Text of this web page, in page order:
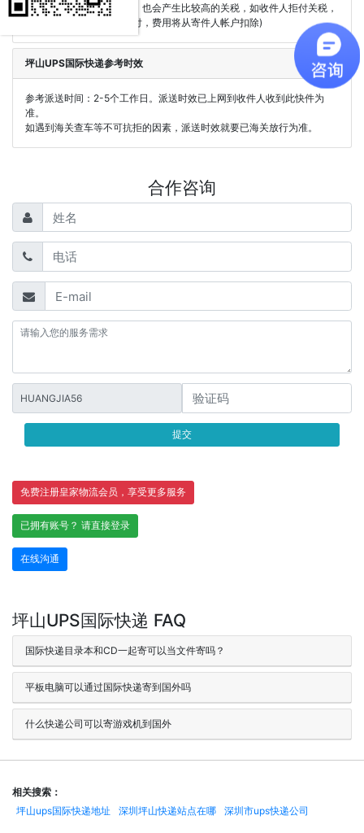
的价值比实际价值过于低，也会产生比较高的关税，如收件人拒付关税，
关税将自动改为寄件人支付，费用将从寄件人帐户扣除)
坪山UPS国际快递参考时效
参考派送时间：2-5个工作日。派送时效已上网到收件人收到此快件为
准。
如遇到海关查车等不可抗拒的因素，派送时效就要已海关放行为准。
合作咨询
HUANGJIA56
提交
免费注册皇家物流会员，享受更多服务
已拥有账号？ 请直接登录
在线沟通
坪山UPS国际快递 FAQ
国际快递目录本和CD一起寄可以当文件寄吗？
平板电脑可以通过国际快递寄到国外吗
什么快递公司可以寄游戏机到国外
相关搜索：
坪山ups国际快递地址
深圳坪山快递站点在哪 深圳市ups快递公司